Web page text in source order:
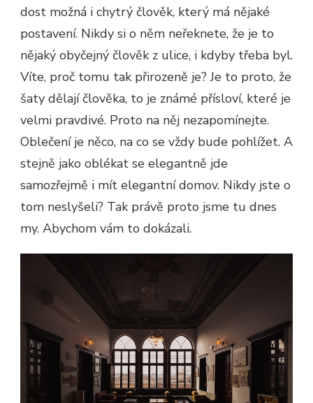
dost možná i chytrý člověk, který má nějaké
postavení. Nikdy si o něm neřeknete, že je to
nějaký obyčejný člověk z ulice, i kdyby třeba byl.
Víte, proč tomu tak přirozeně je? Je to proto, že
šaty dělají člověka, to je známé přísloví, které je
velmi pravdivé. Proto na něj nezapomínejte.
Oblečení je něco, na co se vždy bude pohlížet. A
stejně jako oblékat se elegantně jde
samozřejmě i mít elegantní domov. Nikdy jste o
tom neslyšeli? Tak právě proto jsme tu dnes
my. Abychom vám to dokázali.